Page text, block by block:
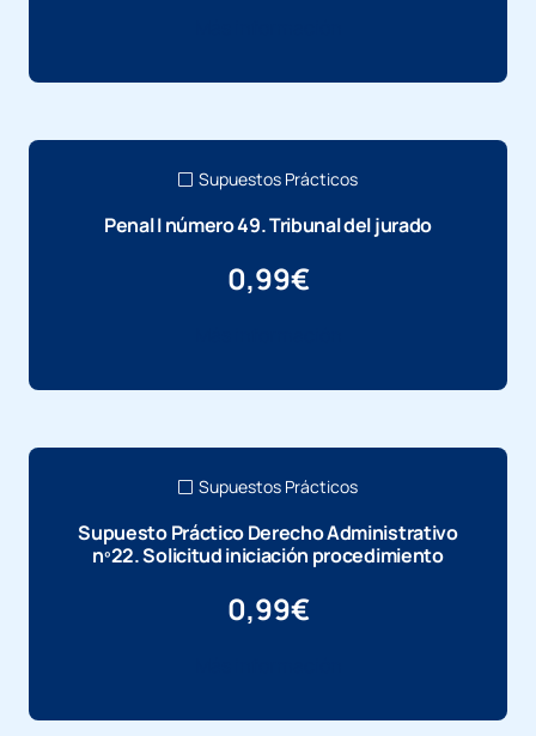
Supuestos Prácticos
Penal I número 49. Tribunal del jurado
0,99€
Supuestos Prácticos
Supuesto Práctico Derecho Administrativo
nº22. Solicitud iniciación procedimiento
0,99€